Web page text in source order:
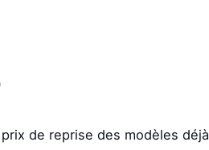
de reprise des modèles déjà